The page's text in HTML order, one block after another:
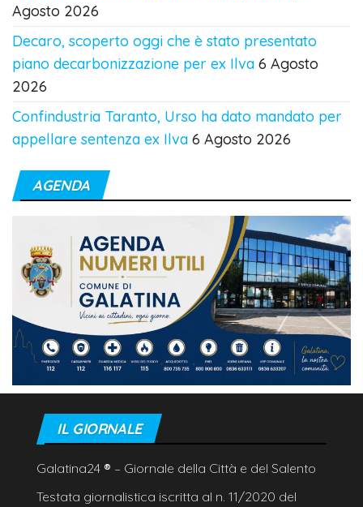
Agosto 2026
Decaro, scoperto oggi che è stato presentato
piano decarbonizzazione per ex Ilva 6 Agosto
2026
Confindustria Taranto, Urso ha dato mandato per
appellare sentenza ex Ilva 6 Agosto 2026
AGENDA
IL GIORNALE
Galatina24 ® – Giornale della Città e del Salento
Testata giornalistica iscritta al n. 11/2020 del